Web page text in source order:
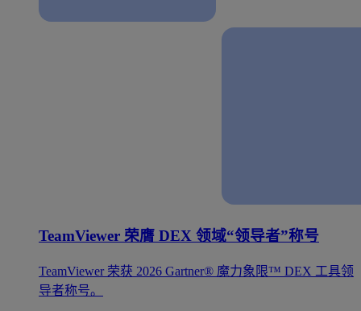
TeamViewer 荣膺 DEX 领域“领导者”称号
TeamViewer 荣获 2026 Gartner® 魔力象限™ DEX 工具领
导者称号。